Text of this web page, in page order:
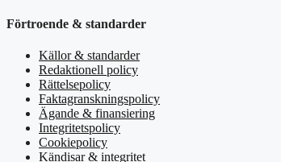
Förtroende & standarder
Källor & standarder
Redaktionell policy
Rättelsepolicy
Faktagranskningspolicy
Ägande & finansiering
Integritetspolicy
Cookiepolicy
Kändisar & integritet